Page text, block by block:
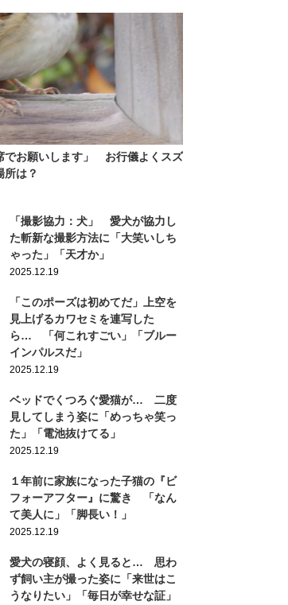
でお願いします」 お行儀よくスズ
所は？
「撮影協力：犬」 愛犬が協力し
た斬新な撮影方法に「大笑いしち
ゃった」「天才か」
2025.12.19
「このポーズは初めてだ」上空を
見上げるカワセミを連写した
ら… 「何これすごい」「ブルー
インパルスだ」
2025.12.19
ベッドでくつろぐ愛猫が… 二度
見してしまう姿に「めっちゃ笑っ
た」「電池抜けてる」
2025.12.19
１年前に家族になった子猫の『ビ
フォーアフター』に驚き 「なん
て美人に」「脚長い！」
2025.12.19
愛犬の寝顔、よく見ると… 思わ
ず飼い主が撮った姿に「来世はこ
うなりたい」「毎日が幸せな証」